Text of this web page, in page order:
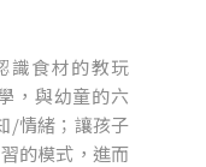
識食材的教玩
，與幼童的六
/情緒；讓孩子
的模式，進而